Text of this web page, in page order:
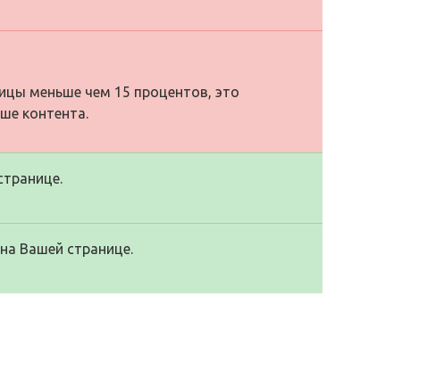
меньше чем 15 процентов, это
контента.
Вашей странице.